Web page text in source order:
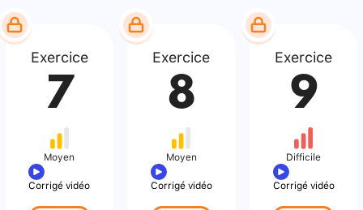
Exercice
7
Moyen
Corrigé vidéo
Exercice
8
Moyen
Corrigé vidéo
Exercice
9
Difficile
Corrigé vidéo